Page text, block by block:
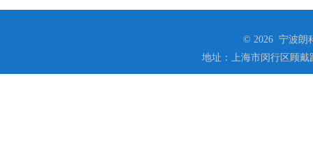
© 2026 宁波朗
地址：上海市闵行区顾